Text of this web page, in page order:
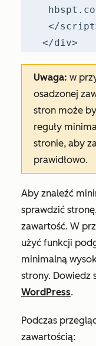
</
</div>
Uwaga: w
osadzonej
stron może
reguły
stronie, aby
prawidłowo.
Aby znaleźć
sprawdzić
zawartość. W
użyć funkcji
minimalną
strony. Dowiedz
WordPress.
Podczas
zawartością: